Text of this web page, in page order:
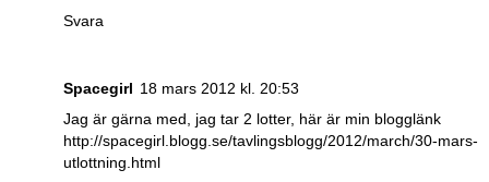
Svara
Spacegirl 18 mars 2012 kl. 20:53
Jag är gärna med, jag tar 2 lotter, här är min blogglänk
http://spacegirl.blogg.se/tavlingsblogg/2012/march/30-mars-
utlottning.html